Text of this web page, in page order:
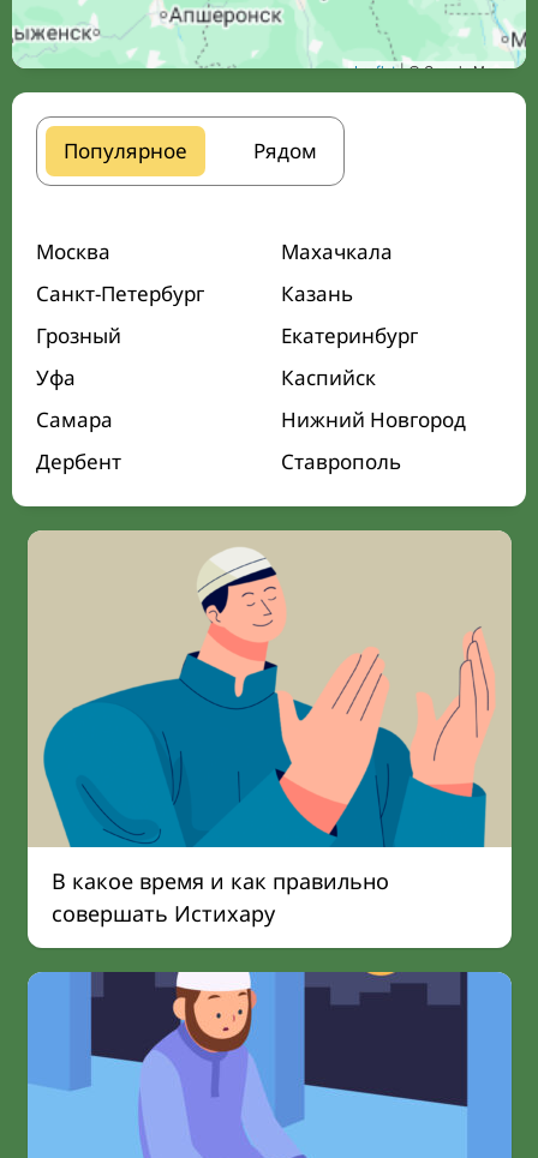
Leaflet| © Google Maps
Популярное Рядом
Москва
Махачкала
Санкт-Петербург
Казань
Грозный
Екатеринбург
Уфа
Каспийск
Самара
Нижний Новгород
Дербент
Ставрополь
В какое время и как правильно
совершать Истихару